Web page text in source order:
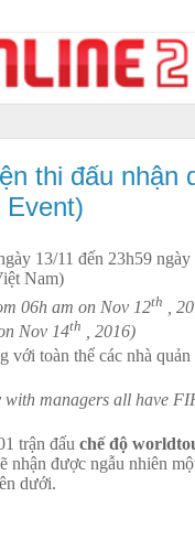
thi đấu nhận
Event)
13/11 đến 23h59 ngày
Nam)
06h am on Nov 12th
,
Nov 14th
, 2016)
với toàn thể các nhà
managers all have
trận đấu chế độ
nhận được ngẫu nhiên
dưới.